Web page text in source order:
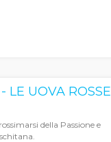
LE UOVA ROSSE
della Passione e